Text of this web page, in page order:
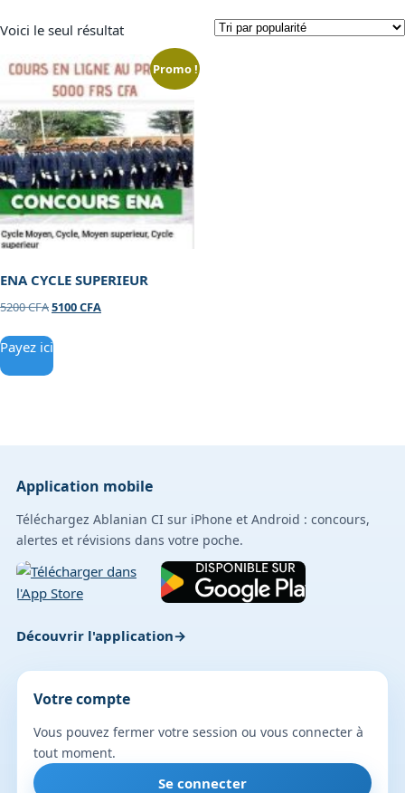
Voici le seul résultat
Promo !
ENA CYCLE SUPERIEUR
5200CFA5100CFA
Payez ici
Application mobile
Téléchargez Ablanian CI sur iPhone et Android : concours,
alertes et révisions dans votre poche.
Découvrir l'application
Votre compte
Vous pouvez fermer votre session ou vous connecter à
tout moment.
Se connecter